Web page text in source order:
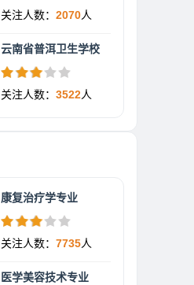
关注人数： 2070人
云南省普洱卫生学校
关注人数： 3522人
康复治疗学专业
关注人数： 7735人
医学美容技术专业